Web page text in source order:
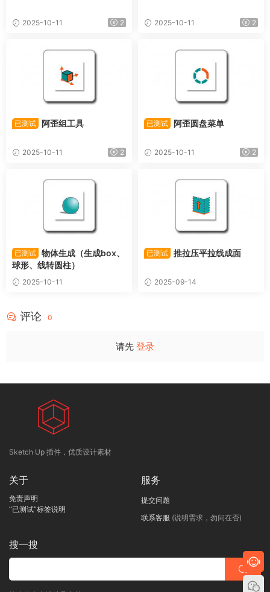
2025-10-11 2 2025-10-11 2
已测试 阿歪组工具
2025-10-11 2
已测试 阿歪圆盘菜单
2025-10-11 2
已测试 物体生成（生成box、
球形、线转圆柱）
2025-10-11
已测试 推拉压平拉线成面
2025-09-14
评论 0
请先 登录
Sketch Up 插件，优质设计素材
关于
免责声明
“已测试”标签说明
服务
提交问题
联系客服 (说明需求，勿问在否)
搜一搜